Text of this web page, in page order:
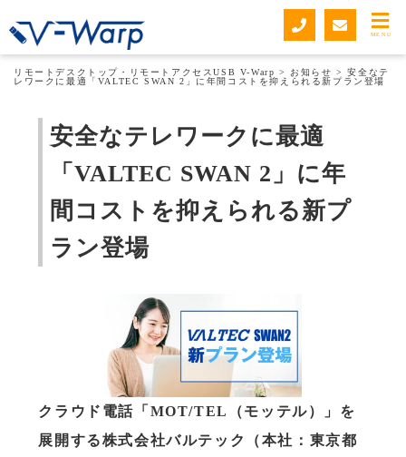
MENU
リモートデスクトップ・リモートアクセスUSB V-Warp > お知らせ >安全なテ
レワークに最適「VALTEC SWAN 2」に年間コストを抑えられる新プラン登場
お知らせ
安全なテレワークに最適
「VALTEC SWAN 2」に年
間コストを抑えられる新プ
ラン登場
クラウド電話「MOT/TEL（モッテル）」を
展開する株式会社バルテック（本社：東京都